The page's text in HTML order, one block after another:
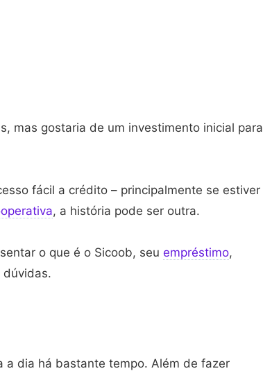
mas gostaria de um investimento inicial para
fácil a crédito – principalmente se estiver
, a história pode ser outra.
o que é o Sicoob, seu empréstimo,
dúvidas.
a dia há bastante tempo. Além de fazer